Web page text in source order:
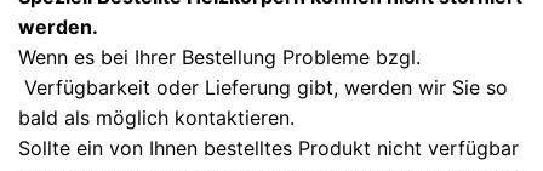
werden.
Wenn es bei Ihrer Bestellung Probleme bzgl.
Verfügbarkeit oder Lieferung gibt, werden wir Sie so
bald als möglich kontaktieren.
Sollte ein von Ihnen bestelltes Produkt nicht verfügbar